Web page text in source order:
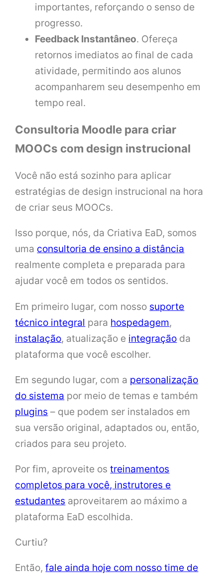
importantes, reforçando o senso de
progresso.
Feedback Instantâneo. Ofereça
retornos imediatos ao final de cada
atividade, permitindo aos alunos
acompanharem seu desempenho em
tempo real.
Consultoria Moodle para criar
MOOCs com design instrucional
Você não está sozinho para aplicar
estratégias de design instrucional na hora
de criar seus MOOCs.
Isso porque, nós, da Criativa EaD, somos
uma consultoria de ensino a distância
realmente completa e preparada para
ajudar você em todos os sentidos.
Em primeiro lugar, com nosso suporte
técnico integral para hospedagem,
instalação, atualização e integração da
plataforma que você escolher.
Em segundo lugar, com a personalização
do sistema por meio de temas e também
plugins – que podem ser instalados em
sua versão original, adaptados ou, então,
criados para seu projeto.
Por fim, aproveite ostreinamentos
completos para você, instrutores e
estudantes aproveitarem ao máximo a
plataforma EaD escolhida.
Curtiu?
Então,fale ainda hoje com nosso time de